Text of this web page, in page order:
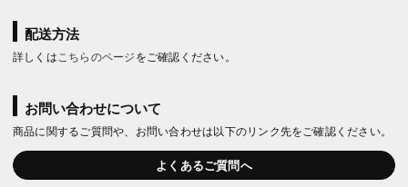
配送方法
詳しくは こちらのページをご確認ください。
お問い合わせについて
商品に関するご質問や、お問い合わせは以下のリンク先をご確認ください。
よくあるご質問へ